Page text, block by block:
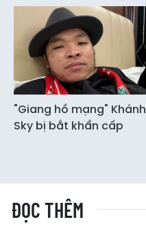
"Giang hồ mạng" Khánh
Sky bị bắt khẩn cấp
ĐỌC THÊM